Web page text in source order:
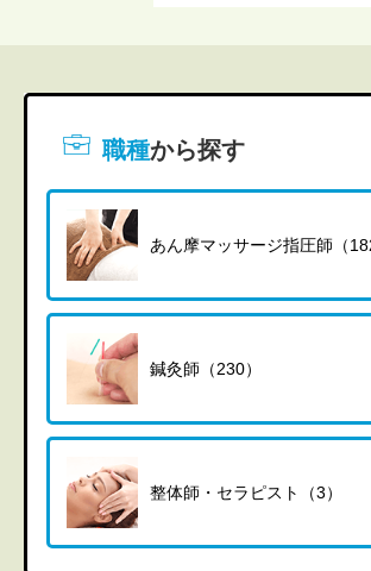
職種から探す
あん摩マッサージ指圧師（
鍼灸師（230）
整体師・セラピスト（3）